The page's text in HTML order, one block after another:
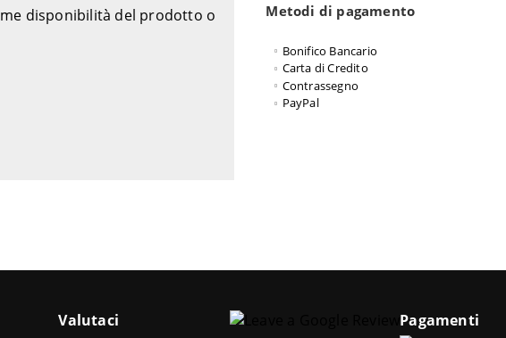
disponibilità del prodotto o
Metodi di pagamento
Bonifico Bancario
Carta di Credito
Contrassegno
PayPal
Valutaci Pagamenti